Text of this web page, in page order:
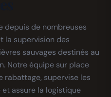
depuis de nombreuses
la supervision des
sauvages destinés au
Notre équipe sur place
rabattage, supervise les
assure la logistique